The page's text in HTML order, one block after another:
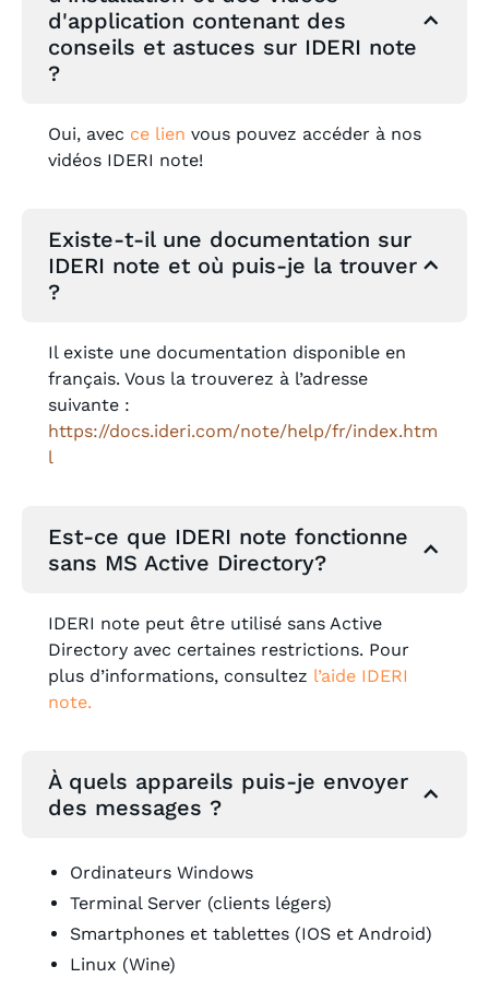
d'application contenant des
conseils et astuces sur IDERI note
?
Oui, avec ce lien vous pouvez accéder à nos
vidéos IDERI note!
Existe-t-il une documentation sur
IDERI note et où puis-je la trouver
?
Il existe une documentation disponible en
français. Vous la trouverez à l’adresse
suivante :
https://docs.ideri.com/note/help/fr/index.htm
l
Est-ce que IDERI note fonctionne
sans MS Active Directory?
IDERI note peut être utilisé sans Active
Directory avec certaines restrictions. Pour
plus d’informations, consultez l’aide IDERI
note.
À quels appareils puis-je envoyer
des messages ?
Ordinateurs Windows
Terminal Server (clients légers)
Smartphones et tablettes (IOS et Android)
Linux (Wine)